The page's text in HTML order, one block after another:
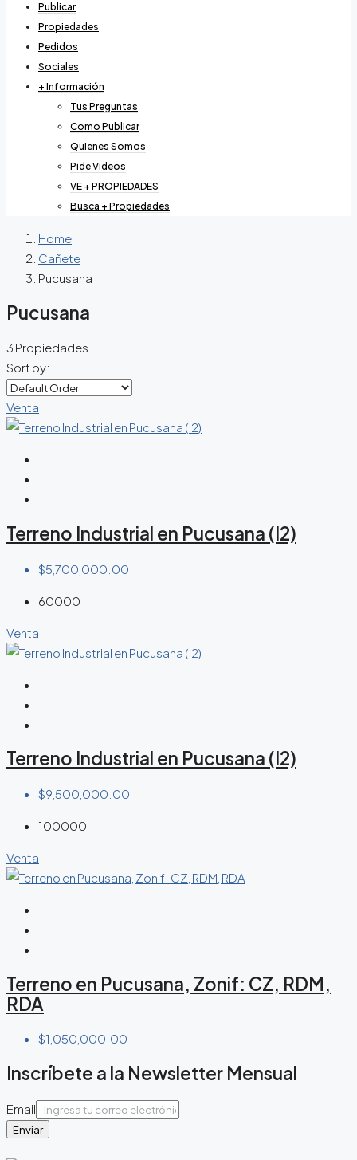
Publicar
Propiedades
Pedidos
Sociales
+ Información
Tus Preguntas
Como Publicar
Quienes Somos
Pide Videos
VE + PROPIEDADES
Busca + Propiedades
Home
Cañete
Pucusana
Pucusana
3 Propiedades
Sort by:
Venta
Terreno Industrial en Pucusana (I2)
$5,700,000.00
60000
Venta
Terreno Industrial en Pucusana (I2)
$9,500,000.00
100000
Venta
Terreno en Pucusana, Zonif: CZ, RDM,
RDA
$1,050,000.00
Inscríbete a la Newsletter Mensual
Email
Enviar